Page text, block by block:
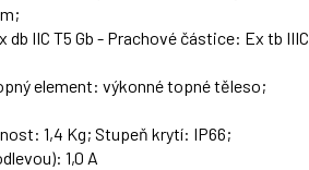
IIC T5 Gb - Prachové částice: Ex tb IIIC
element: výkonné topné těleso;
1,4 Kg; Stupeň krytí: IP66;
1,0 A